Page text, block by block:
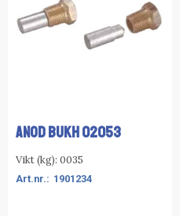
ANOD BUKH 02053
Vikt (kg): 0035
1901234